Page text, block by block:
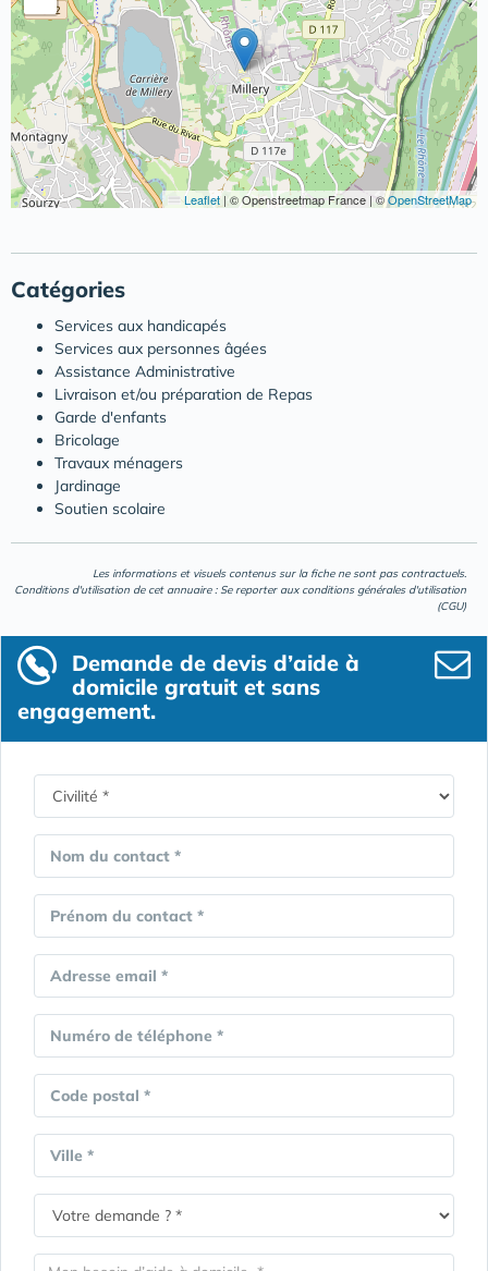
Leaflet |© Openstreetmap France | ©OpenStreetMap
Catégories
Services aux handicapés
Services aux personnes âgées
Assistance Administrative
Livraison et/ou préparation de Repas
Garde d'enfants
Bricolage
Travaux ménagers
Jardinage
Soutien scolaire
Les informations et visuels contenus sur la fiche ne sont pas contractuels.
Conditions d'utilisation de cet annuaire : Se reporter aux conditions générales d'utilisation
(CGU)
Demande de devis d’aide à
domicile gratuit et sans
engagement.
Nom du contact *
Prénom du contact *
Adresse email *
Numéro de téléphone *
Code postal *
Ville *